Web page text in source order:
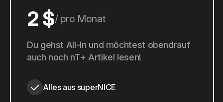
2 $ pro Monat
20 $ pro Jahr
Du gehst All-In und möchtest obendrauf
auch noch nT+ Artikel lesen!
Alles aus superNICE